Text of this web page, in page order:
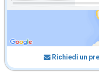
Richiedi un